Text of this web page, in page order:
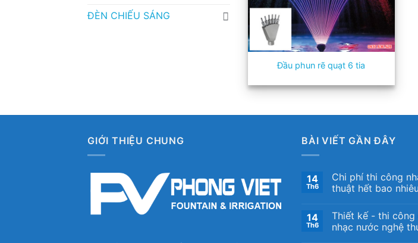
ĐÈN CHIẾU SÁNG
Đầu phun rẽ quạt 6 tia
GIỚI THIỆU CHUNG BÀI VIẾT GẦN ĐÂY
14
Th6
Chi phí thi công
thuật hết bao
14
Th6
Thiết kế ​- thi công
nhạc nước nghệ